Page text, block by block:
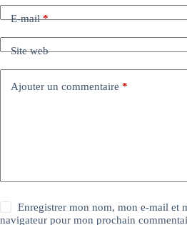
E-mail*
Site web
Ajouter un commentaire *
Enregistrer mon nom, mon e-mail et
navigateur pour mon prochain